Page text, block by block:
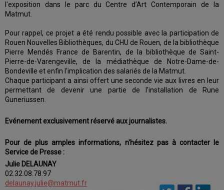
l'exposition dans le parc du Centre d’Art Contemporain de la
Matmut.
Pour rappel, ce projet a été rendu possible avec la participation de
Rouen Nouvelles Bibliothèques, du CHU de Rouen, de la bibliothèque
Pierre Mendés France de Barentin, de la bibliothèque de Saint-
Pierre-de-Varengeville, de la médiathèque de Notre-Dame-de-
Bondeville et enfin l'implication des salariés de la Matmut.
Chaque participant a ainsi offert une seconde vie aux livres en leur
permettant de devenir une partie de l'installation de Rune
Guneriussen.
Evénement exclusivement réservé aux journalistes.
Pour de plus amples informations, n'hésitez pas à contacter le
Service de Presse :
Julie DELAUNAY
02.32.08.78.97
delaunay.julie@matmut.fr